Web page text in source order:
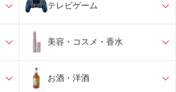
テレビゲーム
美容・コスメ・香水
お酒・洋酒